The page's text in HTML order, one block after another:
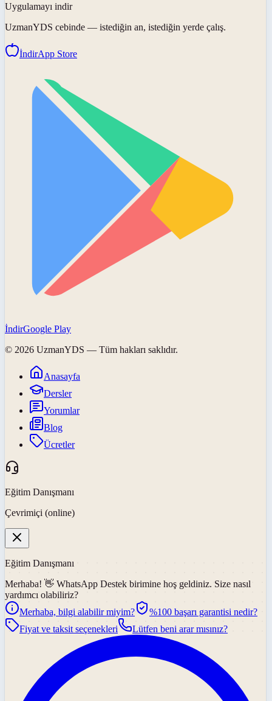
Uygulamayı indir
UzmanYDS cebinde — istediğin an, istediğin yerde çalış.
İndirApp Store
İndirGoogle Play
© 2026 UzmanYDS — Tüm hakları saklıdır.
Anasayfa
Dersler
Yorumlar
Blog
Ücretler
Eğitim Danışmanı
Çevrimiçi (online)
Eğitim Danışmanı
Merhaba! 👋 WhatsApp Destek birimine hoş geldiniz. Size nasıl
yardımcı olabiliriz?
Merhaba, bilgi alabilir miyim?
%100 başarı garantisi nedir?
Fiyat ve taksit seçenekleri
Lütfen beni arar mısınız?